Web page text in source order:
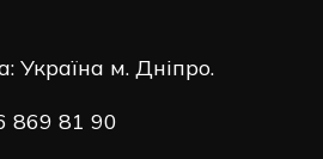
Україна м. Дніпро.
869 81 90